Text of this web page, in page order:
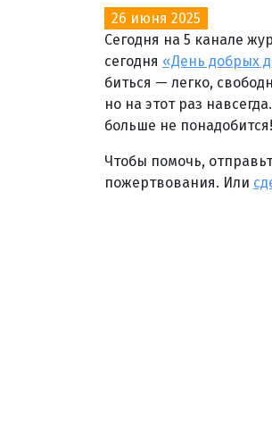
26 июня 2025
Сегодня на 5 канале
сегодня «День добрых
биться — легко,
но на этот раз
больше не понадобится!
Чтобы помочь,
пожертвования. Или